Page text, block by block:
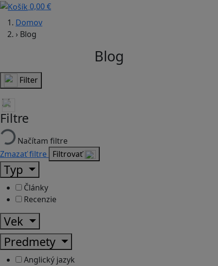
0,00 €
Domov
› Blog
Blog
Filter
Filtre
Načítam filtre
Zmazať filtre Filtrovať
Typ
Články
Recenzie
Vek
Predmety
Anglický jazyk